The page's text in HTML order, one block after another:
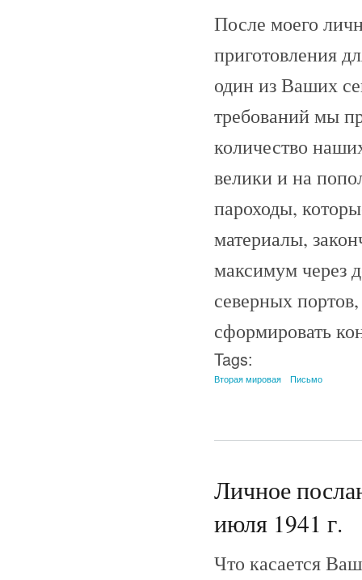
После моего
приготовления
один из Ваших
требований мы
количество
велики и на
пароходы,
материалы,
максимум через
северных
сформировать
Tags:
Вторая мировая Письмо
Личное
июля 1941 г.
Что касается